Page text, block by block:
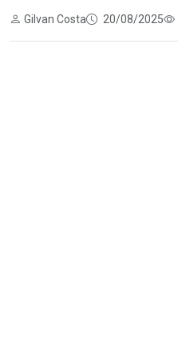
Gilvan Costa 20/08/2025